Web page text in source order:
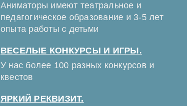
Аниматоры имеют театральное и
педагогическое образование и 3-5 лет
опыта работы с детьми
ВЕСЕЛЫЕ КОНКУРСЫ И ИГРЫ.
У нас более 100 разных конкурсов и
квестов
ЯРКИЙ РЕКВИЗИТ.